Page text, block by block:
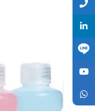
Add
to
wishlist